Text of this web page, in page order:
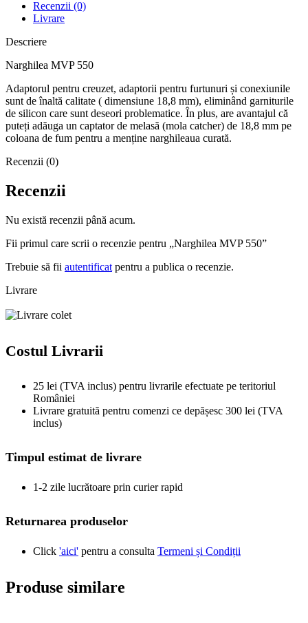
Recenzii (0)
Livrare
Descriere
Narghilea MVP 550
Adaptorul pentru creuzet, adaptorii pentru furtunuri și conexiunile
sunt de înaltă calitate ( dimensiune 18,8 mm), eliminând garniturile
de silicon care sunt deseori problematice. În plus, are avantajul că
puteți adăuga un captator de melasă (mola catcher) de 18,8 mm pe
coloana de fum pentru a menține narghileaua curată.
Recenzii (0)
Recenzii
Nu există recenzii până acum.
Fii primul care scrii o recenzie pentru „Narghilea MVP 550”
Trebuie să fii autentificat pentru a publica o recenzie.
Livrare
Costul Livrarii
25 lei (TVA inclus) pentru livrarile efectuate pe teritoriul
României
Livrare gratuită pentru comenzi ce depășesc 300 lei (TVA
inclus)
Timpul estimat de livrare
1-2 zile lucrătoare prin curier rapid
Returnarea produselor
Click 'aici' pentru a consulta Termeni și Condiții
Produse similare